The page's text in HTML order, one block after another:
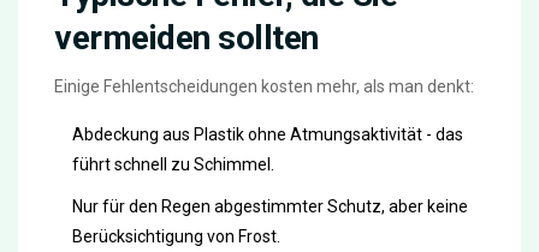
vermeiden sollten
Einige Fehlentscheidungen kosten mehr, als man denkt:
Abdeckung aus Plastik ohne Atmungsaktivität - das
führt schnell zu Schimmel.
Nur für den Regen abgestimmter Schutz, aber keine
Berücksichtigung von Frost.